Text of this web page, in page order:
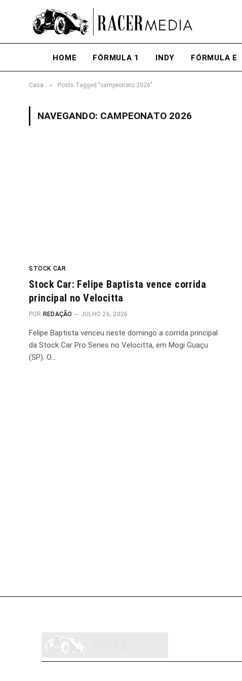
HOME FÓRMULA 1 INDY FÓRMULA E
Casa » Posts Tagged "campeonato 2026"
NAVEGANDO: CAMPEONATO 2026
STOCK CAR
Stock Car: Felipe Baptista vence corrida
principal no Velocitta
POR REDAÇÃO JULHO 26, 2026
Felipe Baptista venceu neste domingo a corrida principal
da Stock Car Pro Series no Velocitta, em Mogi Guaçu
(SP). O…